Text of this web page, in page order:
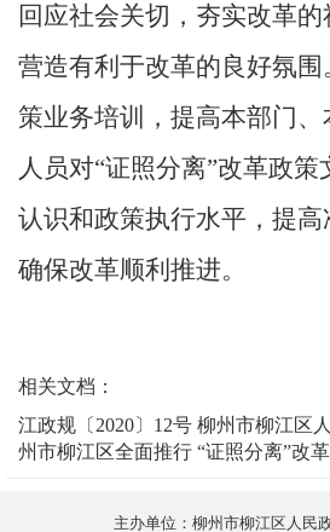
回应社会关切，夯实改革的
营造有利于改革的良好氛
策业务培训，提高本部门
人员对“证照分离”改革政
认识和政策执行水平，提高
确保改革顺利推进。
相关文档：
江政规〔2020〕12号 柳州市柳江区
州市柳江区全面推行 “证照分离”改
主办单位：柳州市柳江区人